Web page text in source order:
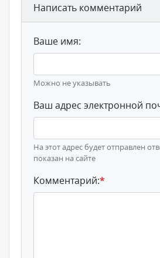
Написать комментарий
Ваше имя:
Можно не указывать
Ваш адрес электронной
На этот адрес будет отправлен
показан на сайте
Комментарий:*